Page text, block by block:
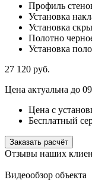
Профиль
Установка
Установка
Полотно
Установка
27 120 руб.
Цена актуальна до
Цена с
Бесплатный
Заказать расчёт
Отзывы наших
Видеообзор объекта